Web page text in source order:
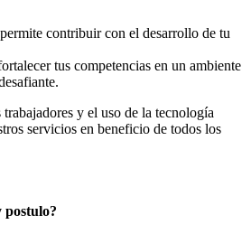
contribuir con el desarrollo de tu
tus competencias en un ambiente
y el uso de la tecnología
servicios en beneficio de todos los
postulo?